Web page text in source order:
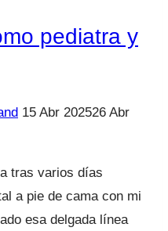
pediatra y
15 Abr 202526 Abr
tras varios días
a pie de cama con mi
esa delgada línea